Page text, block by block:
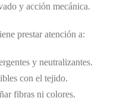
y acción mecánica.
prestar atención a:
y neutralizantes.
con el tejido.
fibras ni colores.